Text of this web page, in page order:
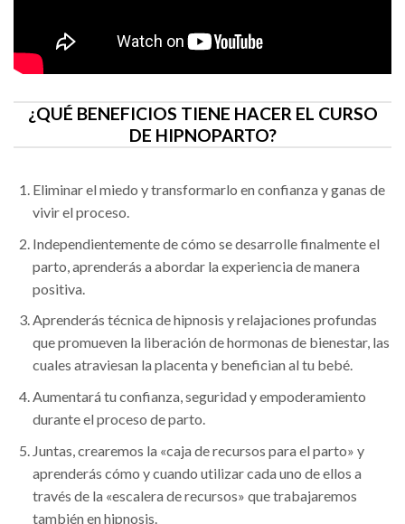
¿QUÉ BENEFICIOS TIENE HACER EL CURSO
DE HIPNOPARTO?
Eliminar el miedo y transformarlo en confianza y ganas de
vivir el proceso.
Independientemente de cómo se desarrolle finalmente el
parto, aprenderás a abordar la experiencia de manera
positiva.
Aprenderás técnica de hipnosis y relajaciones profundas
que promueven la liberación de hormonas de bienestar, las
cuales atraviesan la placenta y benefician al tu bebé.
Aumentará tu confianza, seguridad y empoderamiento
durante el proceso de parto.
Juntas, crearemos la «caja de recursos para el parto» y
aprenderás cómo y cuando utilizar cada uno de ellos a
través de la «escalera de recursos» que trabajaremos
también en hipnosis.